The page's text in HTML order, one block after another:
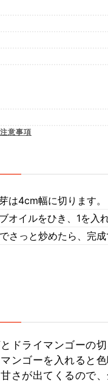
意事項
は4cm幅に切ります。
オイルをひき、1を入
さっと炒めたら、完成
ドライマンゴーの
ンゴーを入れると
さが出てくるので